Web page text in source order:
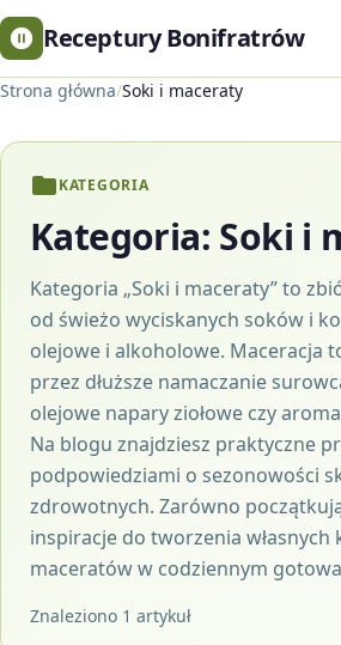
Receptury Bonifratrów
Strona główna/Soki i maceraty
KATEGORIA
Kategoria: Soki i
Kategoria „Soki i maceraty” to
od świeżo wyciskanych soków i
olejowe i alkoholowe. Maceracja
przez dłuższe namaczanie
olejowe napary ziołowe czy
Na blogu znajdziesz praktyczne
podpowiedziami o sezonowości
zdrowotnych. Zarówno
inspiracje do tworzenia
maceratów w codziennym
Znaleziono 1 artykuł